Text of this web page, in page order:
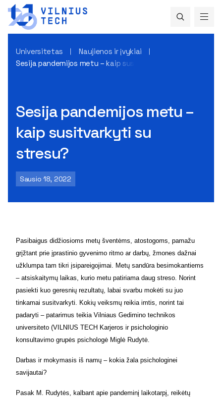
Universitetas
Naujienos ir įvykiai
Sesija pandemijos metu – kaip susitvarkyti su stresu?
Sesija pandemijos metu –
kaip susitvarkyti su
stresu?
Sausio 18, 2022
Pasibaigus didžiosioms metų šventėms, atostogoms, pamažu
grįžtant prie įprastinio gyvenimo ritmo ar darbų, žmones dažnai
užklumpa tam tikri įsipareigojimai. Metų sandūra besimokantiems
– atsiskaitymų laikas, kurio metu patiriama daug streso. Norint
pasiekti kuo geresnių rezultatų, labai svarbu mokėti su juo
tinkamai susitvarkyti. Kokių veiksmų reikia imtis, norint tai
padaryti – patarimus teikia Vilniaus Gedimino technikos
universiteto (VILNIUS TECH Karjeros ir psichologinio
konsultavimo grupės psichologė Miglė Rudytė.
Darbas ir mokymasis iš namų – kokia žala psichologinei
savijautai?
Pasak M. Rudytės, kalbant apie pandeminį laikotarpį, reikėtų